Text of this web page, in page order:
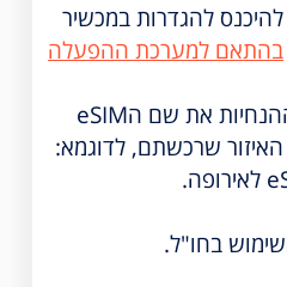
להגדרות במכשיר
בהתאם למערכת ההפעלה
מומלץ לשנות במסכי ההנחיות את שם הeSIM
שרכשתם, לדוגמא:
בחו"ל.